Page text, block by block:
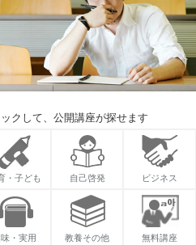
クして、公開講座が探せます
・子ども 自己啓発 ビジネス
・実用 教養その他 無料講座